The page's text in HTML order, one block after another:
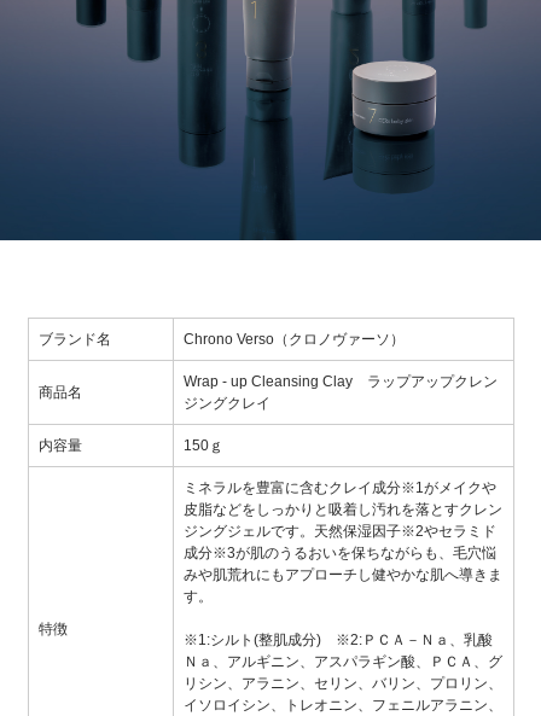
ブランド名 Chrono Verso（クロノヴァーソ）
商品名
Wrap - up Cleansing Clay ラップアップクレン
ジングクレイ
内容量 150ｇ
特徴
ミネラルを豊富に含むクレイ成分※1がメイクや
皮脂などをしっかりと吸着し汚れを落とすクレン
ジングジェルです。天然保湿因子※2やセラミド
成分※3が肌のうるおいを保ちながらも、毛穴悩
みや肌荒れにもアプローチし健やかな肌へ導きま
す。
※1:シルト(整肌成分) ※2:ＰＣＡ－Ｎａ、乳酸
Ｎａ、アルギニン、アスパラギン酸、ＰＣＡ、グ
リシン、アラニン、セリン、バリン、プロリン、
イソロイシン、トレオニン、フェニルアラニン、